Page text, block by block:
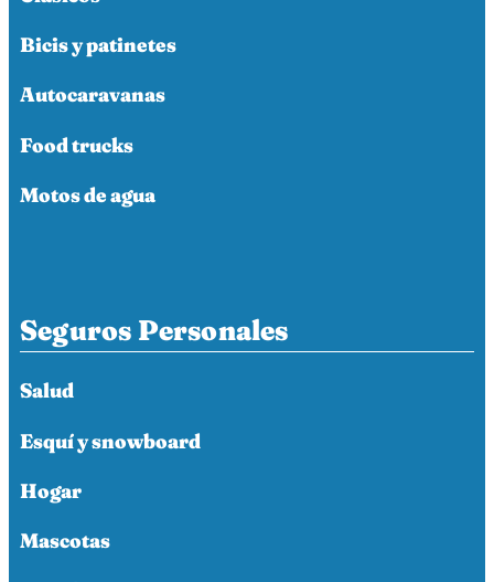
Bicis y patinetes
Autocaravanas
Food trucks
Motos de agua
Seguros Personales
Salud
Esquí y snowboard
Hogar
Mascotas